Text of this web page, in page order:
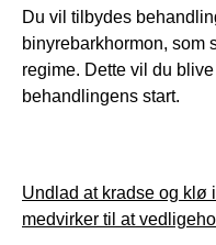
Du vil tilbydes
binyrebarkhormon, som
regime. Dette vil du
behandlingens start.
Undlad at kradse og klø
medvirker til at